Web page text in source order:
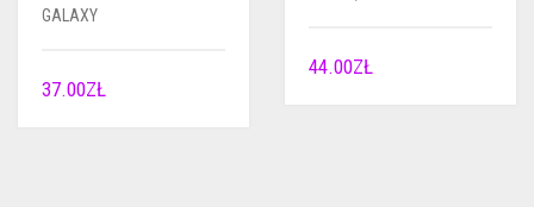
GALAXY
37.00ZŁ
44.00ZŁ